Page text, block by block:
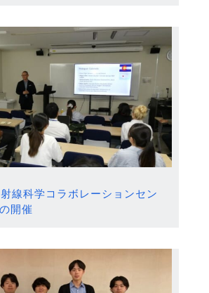
線科学コラボレーションセン
開催